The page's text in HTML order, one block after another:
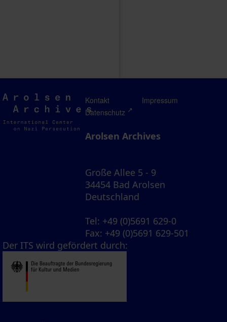
Arolsen
Archives
Kontakt
Impressum
Datenschutz
Arolsen Archives
Große Allee 5 - 9
34454 Bad Arolsen
Deutschland
Tel: +49 (0)5691 629-0
Fax: +49 (0)5691 629-501
Der ITS wird gefördert durch: